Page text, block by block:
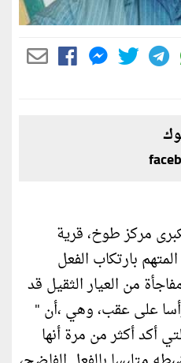
مركز طوخ، قرية
بارتكاب الفعل
من العيار الثقيل قد
على عقب، وهي ،أن "
أكد أكثر من مرة أنها